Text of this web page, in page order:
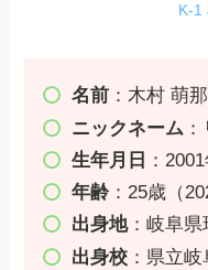
K-1
名前：木村 萌
ニックネーム
生年月日 ：
年齢：25歳（
出身地：岐阜県
出身校：県立岐